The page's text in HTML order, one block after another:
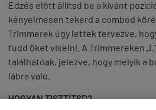
Edzés előtt állítsd be a kívánt
kényelmesen tekerd a combod
Trimmerek úgy lettek tervezve,
tudd őket viselni. A Trimmereken „L”
találhatóak, jelezve, hogy melyik a
lábra való.
HOGYAN TISZTÍTSD?